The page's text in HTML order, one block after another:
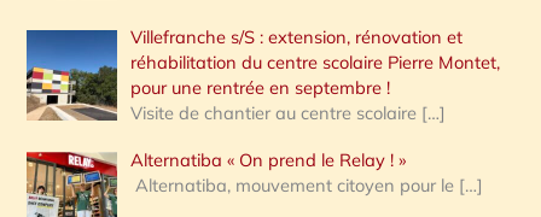
Villefranche s/S : extension, rénovation et
réhabilitation du centre scolaire Pierre Montet,
pour une rentrée en septembre !
Visite de chantier au centre scolaire […]
Alternatiba « On prend le Relay ! »
Alternatiba, mouvement citoyen pour le […]